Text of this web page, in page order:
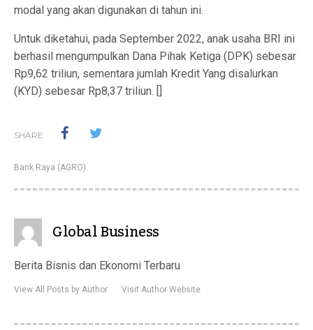
modal yang akan digunakan di tahun ini.
Untuk diketahui, pada September 2022, anak usaha BRI ini
berhasil mengumpulkan Dana Pihak Ketiga (DPK) sebesar
Rp9,62 triliun, sementara jumlah Kredit Yang disalurkan
(KYD) sebesar Rp8,37 triliun. []
SHARE
Bank Raya (AGRO)
Global Business
Berita Bisnis dan Ekonomi Terbaru
View All Posts by Author Visit Author Website